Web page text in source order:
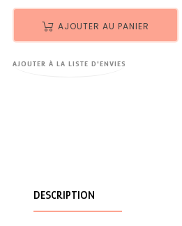
AJOUTER AU PANIER
AJOUTER À LA LISTE D'ENVIES
DESCRIPTION